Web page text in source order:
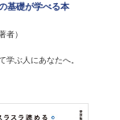
基礎が学べる本
者）
学ぶ人にあなたへ。